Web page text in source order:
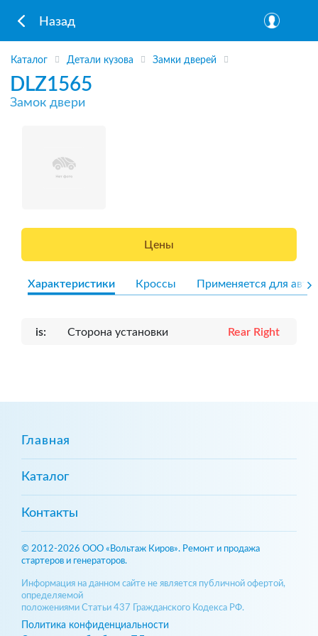
Назад
Каталог Детали кузова Замки дверей
DLZ1565
Замок двери
Цены
Характеристики Кроссы Применяется для авто
is: Сторона установки Rear Right
Главная
Каталог
Контакты
© 2012-2026 ООО «Вольтаж Киров». Ремонт и продажа
стартеров и генераторов.
Информация на данном сайте не является публичной офертой,
определяемой
положениями Статьи 437 Гражданского Кодекса РФ.
Политика конфиденциальности